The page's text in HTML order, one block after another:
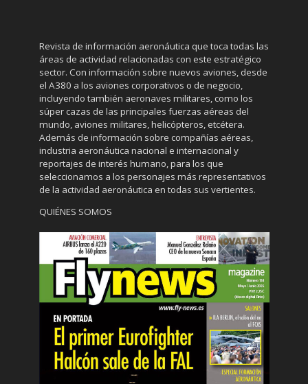
Revista de información aeronáutica que toca todas las
áreas de actividad relacionadas con este estratégico
sector. Con información sobre nuevos aviones, desde
el A380 a los aviones corporativos o de negocio,
incluyendo también aeronaves militares, como los
súper cazas de las principales fuerzas aéreas del
mundo, aviones militares, helicópteros, etcétera.
Además de información sobre compañías aéreas,
industria aeronáutica nacional e internacional y
reportajes de interés humano, para los que
seleccionamos a los personajes más representativos
de la actividad aeronáutica en todas sus vertientes.
QUIÉNES SOMOS